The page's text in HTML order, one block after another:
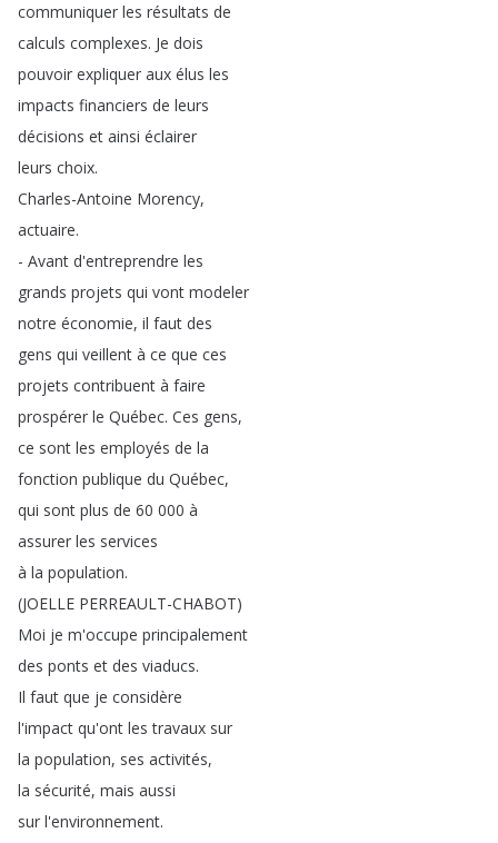
communiquer les résultats de
calculs complexes. Je dois
pouvoir expliquer aux élus les
impacts financiers de leurs
décisions et ainsi éclairer
leurs choix.
Charles-Antoine Morency,
actuaire.
- Avant d'entreprendre les
grands projets qui vont modeler
notre économie, il faut des
gens qui veillent à ce que ces
projets contribuent à faire
prospérer le Québec. Ces gens,
ce sont les employés de la
fonction publique du Québec,
qui sont plus de 60 000 à
assurer les services
à la population.
(JOELLE PERREAULT-CHABOT)
Moi je m'occupe principalement
des ponts et des viaducs.
Il faut que je considère
l'impact qu'ont les travaux sur
la population, ses activités,
la sécurité, mais aussi
sur l'environnement.